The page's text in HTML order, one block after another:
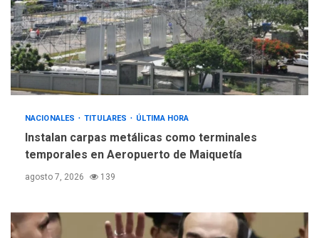
INTERNACIONALES ÚLTIMA HORA
Hiroshima 81 años de la
debacle atómica. Japón
debate principios no
nucleares
NACIONALES TITULARES ÚLTIMA HORA
Instalan carpas metálicas como terminales
temporales en Aeropuerto de Maiquetía
agosto 7, 2026 139